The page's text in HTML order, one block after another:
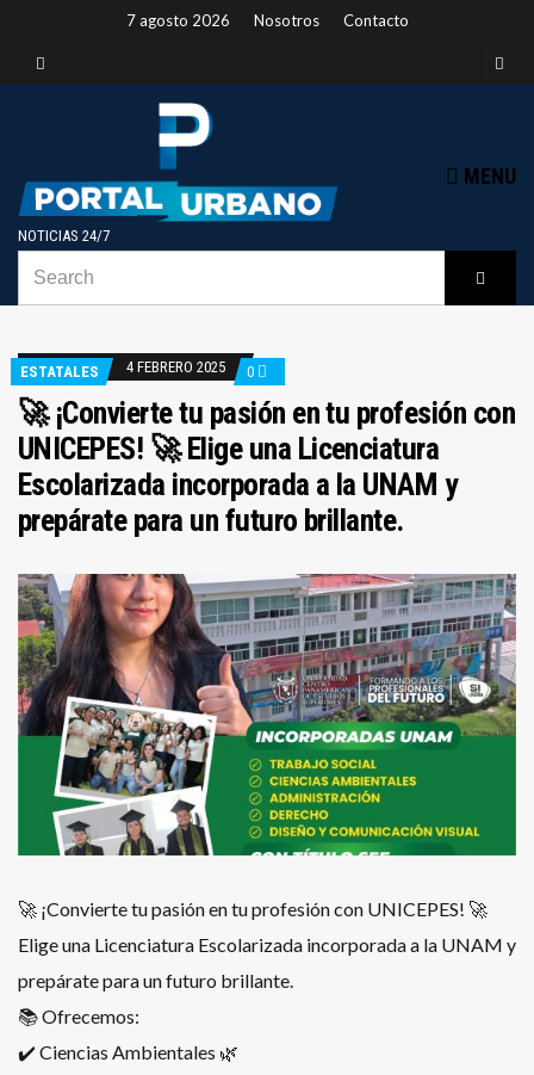
7 agosto 2026 Nosotros Contacto
NOTICIAS 24/7
MENU
ESTATALES 4 FEBRERO 2025 0
🚀 ¡Convierte tu pasión en tu profesión con
UNICEPES! 🚀 Elige una Licenciatura
Escolarizada incorporada a la UNAM y
prepárate para un futuro brillante.
🚀 ¡Convierte tu pasión en tu profesión con UNICEPES! 🚀
Elige una Licenciatura Escolarizada incorporada a la UNAM y
prepárate para un futuro brillante.
📚 Ofrecemos:
✔️ Ciencias Ambientales 🌿